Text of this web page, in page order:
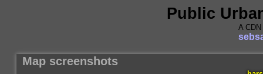
Public
A
Map screenshots